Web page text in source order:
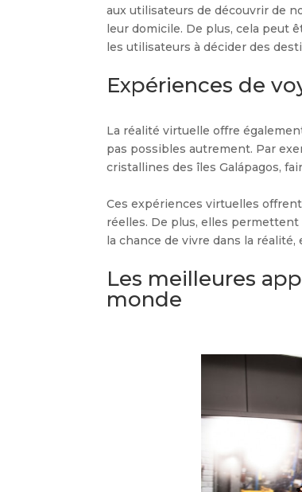
aux utilisateurs de découvrir de
leur domicile. De plus, cela peut
les utilisateurs à décider des
Expériences de
La réalité virtuelle offre
pas possibles autrement. Par
cristallines des îles Galápagos,
Ces expériences virtuelles
réelles. De plus, elles permettent
la chance de vivre dans la
Les meilleures
monde